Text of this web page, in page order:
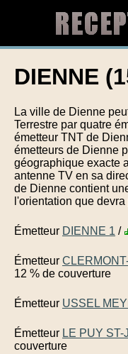
DIENNE
La ville de Dienne
Terrestre par quatre
émetteur TNT de
émetteurs de Dienne
géographique exacte
antenne TV en sa
de Dienne contient
l'orientation que
Émetteur DIENNE 1 /
Émetteur
12 % de couverture
Émetteur USSEL
Émetteur LE PUY
couverture